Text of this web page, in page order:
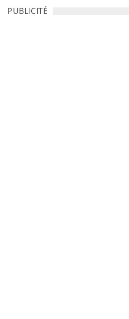
PUBLICITÉ